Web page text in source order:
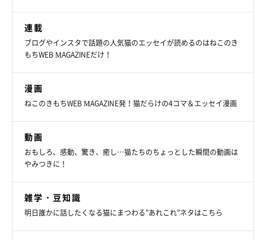
@tsumugi.2020
生後約3カ月のつむぎちゃんを家に迎え、初めての猫との暮らし
をスタートさせた飼い主さん。シェルターで「シャーシャー」言
っていたつむぎちゃんを見て、飼い主さんはいろいろなことを覚
悟していたようですが、初日のつむぎちゃんの様子を見て驚いた
ようです。
「お迎えする前に猫飼いの先輩から、『猫は気まぐれで基本的に
ツンツン』『保護猫は警戒心が強いから、初めの1～2カ月は隠れ
連載
ブログやインスタで話題の人気猫のエッセイが読めるのはねこのき
もちWEB MAGAZINEだけ！
漫画
ねこのきもちWEB MAGAZINE発！猫だらけの4コマ＆エッセイ漫画
動画
おもしろ、感動、驚き、癒し…猫たちのちょっとした瞬間の動画は
やみつきに！
雑学・豆知識
明日誰かに話したくなる猫にまつわる”あれこれ”ネタはこちら